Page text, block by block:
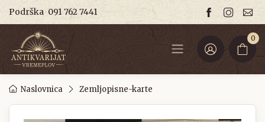
Podrška 091 762 7441
0
Naslovnica Zemljopisne-karte